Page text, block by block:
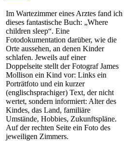
Im Wartezimmer eines Arztes fand ich
dieses fantastische Buch: „Where
children sleep“. Eine
Fotodokumentation darüber, wie die
Orte aussehen, an denen Kinder
schlafen. Jeweils auf einer
Doppelseite stellt der Fotograf James
Mollison ein Kind vor: Links ein
Porträtfoto und ein kurzer
(englischsprachiger) Text, der nicht
wertet, sondern informiert: Alter des
Kindes, das Land, familiäre
Umstände, Hobbies, Zukunftspläne.
Auf der rechten Seite ein Foto des
jeweiligen Zimmers.